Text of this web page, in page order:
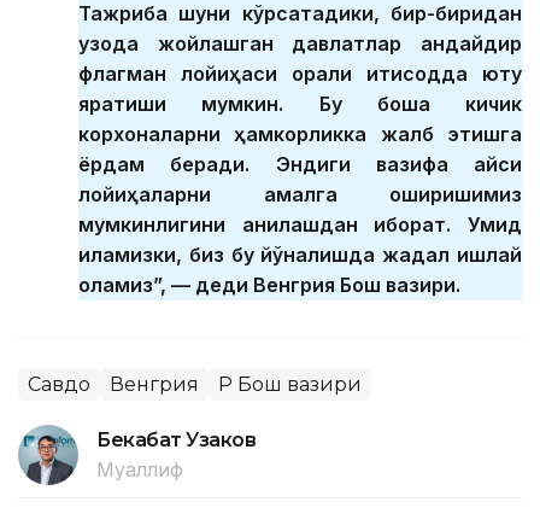
Тажриба шуни кўрсатадики, бир-биридан
узоқда жойлашган давлатлар қандайдир
флагман лойиҳаси орқали иқтисодда ютуқ
яратиши мумкин. Бу бошқа кичик
корхоналарни ҳамкорликка жалб этишга
ёрдам беради. Эндиги вазифа қайси
лойиҳаларни амалга оширишимиз
мумкинлигини аниқлашдан иборат. Умид
қиламизки, биз бу йўналишда жадал ишлай
оламиз”, — деди Венгрия Бош вазири.
Савдо Венгрия ҚР Бош вазири
Бекабат Узаков
Муаллиф